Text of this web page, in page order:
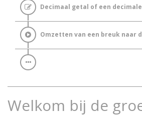
Decimaal getal of een
Omzetten van een breuk naar
Welkom bij de